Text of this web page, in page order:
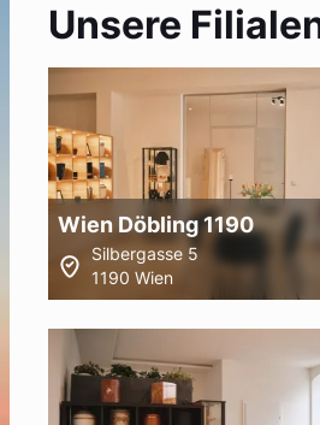
Unsere
Wien Döbling 1190
Silbergasse 5
1190 Wien